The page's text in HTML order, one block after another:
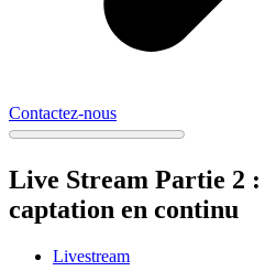
Contactez-nous
Live Stream Partie 2
captation en continu
Livestream